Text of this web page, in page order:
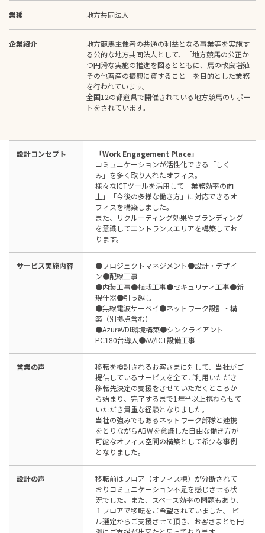
業種 地方共同法人
企業紹介
地方競馬主催者の共通の利益となる事業等を実施す
る公的な地方共同法人として、「地方競馬の公正か
つ円滑な実施の推進を図るとともに、馬の改良増殖
その他畜産の振興に資すること」を目的とした業務
を行われています。
全国12の都道県で開催されている地方競馬のサポー
トをされています。
設計コンセプト
「Work Engagement Place」
コミュニケーションが活性化できる「しく
み」を多く取り入れたオフィス。
様々なICTツールを活用して「業務効率の向
上」「今後の多様な働き方」に対応できるオ
フィスを構築しました。
また、リクルーティング効果やブランディング
を意識してエントランスエリアを構築してお
ります。
サービス実施内容
●プロジェクトマネジメント●設計・デザイ
ン●配線工事
●内装工事●植栽工事●セキュリティ工事●新
規什器●引っ越し
●無線電波サーベイ●ネットワーク設計・構
築（別拠点含む）
●AzureVDI環境構築●シンクライアント
PC180台導入●AV/ICT設備工事
営業の声
移転を検討されるお客さまに対して、当社がご
提供しているサービスを全てご利用いただき
移転先決定の支援をさせていただくところか
ら始まり、完了するまで1年半以上携わらせて
いただき貴重な経験となりました。
当社の強みでもあるネットワーク部隊と連携
をとりながらABWを意識した自由な働き方が
可能なオフィス空間の構築として希少な事例
となりました。
設計の声
移転前はフロア（オフィス棟）が分断されて
おりコミュニケーション不足を感じさせる状
況でした。また、スペース効率の問題もあり、
１フロアで移転をご希望されていました。 ビ
ル選定からご支援させて頂き、お客さまとも円